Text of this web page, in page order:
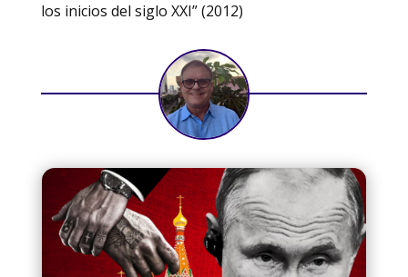
los inicios del siglo XXI” (2012)